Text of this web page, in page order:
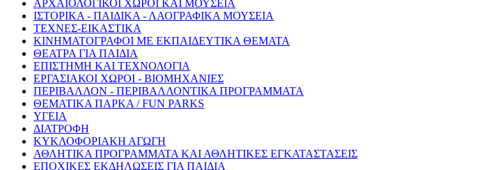
ΑΡΧΑΙΟΛΟΓΙΚΟΙ ΧΩΡΟΙ ΚΑΙ ΜΟΥΣΕΙΑ
ΙΣΤΟΡΙΚΑ - ΠΑΙΔΙΚΑ - ΛΑΟΓΡΑΦΙΚΑ ΜΟΥΣΕΙΑ
ΤΕΧΝΕΣ-ΕΙΚΑΣΤΙΚΑ
ΚΙΝΗΜΑΤΟΓΡΑΦΟΙ ΜΕ ΕΚΠΑΙΔΕΥΤΙΚΑ ΘΕΜΑΤΑ
ΘΕΑΤΡΑ ΓΙΑ ΠΑΙΔΙΑ
ΕΠΙΣΤΗΜΗ ΚΑΙ ΤΕΧΝΟΛΟΓΙΑ
ΕΡΓΑΣΙΑΚΟΙ ΧΩΡΟΙ - ΒΙΟΜΗΧΑΝΙΕΣ
ΠΕΡΙΒΑΛΛΟΝ - ΠΕΡΙΒΑΛΛΟΝΤΙΚΑ ΠΡΟΓΡΑΜΜΑΤΑ
ΘΕΜΑΤΙΚΑ ΠΑΡΚΑ / FUN PARKS
ΥΓΕΙΑ
ΔΙΑΤΡΟΦΗ
ΚΥΚΛΟΦΟΡΙΑΚΗ ΑΓΩΓΗ
ΑΘΛΗΤΙΚΑ ΠΡΟΓΡΑΜΜΑΤΑ ΚΑΙ ΑΘΛΗΤΙΚΕΣ ΕΓΚΑΤΑΣΤΑΣΕΙΣ
ΕΠΟΧΙΚΕΣ ΕΚΔΗΛΩΣΕΙΣ ΓΙΑ ΠΑΙΔΙΑ